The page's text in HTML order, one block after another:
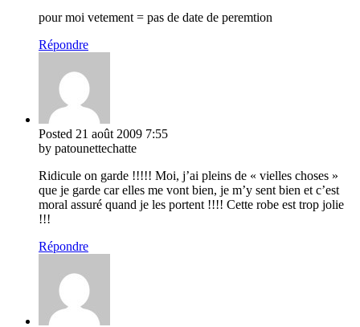
pour moi vetement = pas de date de peremtion
Répondre
Posted 21 août 2009 7:55
by patounettechatte
Ridicule on garde !!!!! Moi, j’ai pleins de « vielles choses »
que je garde car elles me vont bien, je m’y sent bien et c’est
moral assuré quand je les portent !!!! Cette robe est trop jolie
!!!
Répondre